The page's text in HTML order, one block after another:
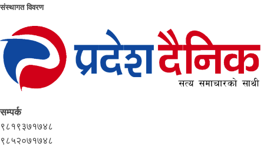
संस्थागत विवरण
सम्पर्क
९८१९३७१७४८
९८५२०७१७४८